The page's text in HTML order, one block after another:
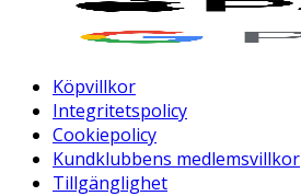
Köpvillkor
Integritetspolicy
Cookiepolicy
Kundklubbens medlemsvillkor
Tillgänglighet